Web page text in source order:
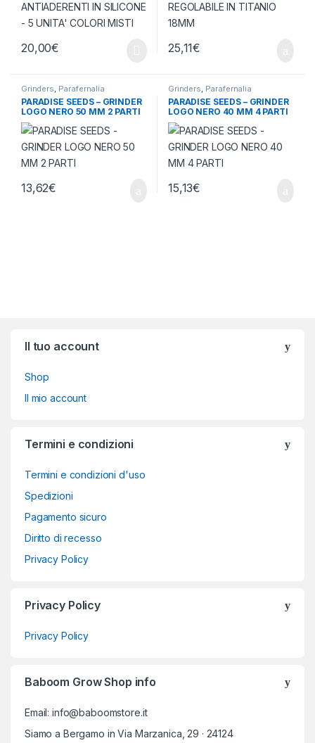
20,00€ 25,11€
Grinders, Parafernalia
PARADISE SEEDS – GRINDER
LOGO NERO 50 MM 2 PARTI
13,62€
Grinders, Parafernalia
PARADISE SEEDS – GRINDER
LOGO NERO 40 MM 4 PARTI
15,13€
Il tuo account
Shop
Il mio account
Termini e condizioni
Termini e condizioni d'uso
Spedizioni
Pagamento sicuro
Diritto di recesso
Privacy Policy
Privacy Policy
Privacy Policy
Baboom Grow Shop info
Email: info@baboomstore.it
Siamo a Bergamo in Via Marzanica, 29 · 24124